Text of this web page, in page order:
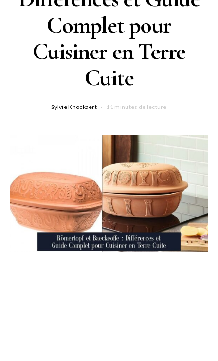
Complet pour
Cuisiner en Terre
Cuite
Sylvie Knockaert 11 minutes de lecture